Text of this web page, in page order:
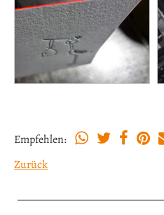
Empfehlen:
Zurück